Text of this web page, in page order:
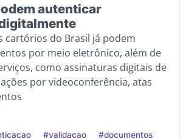
autenticar
cartórios do Brasil já podem
por meio eletrônico, além de
como assinaturas digitais de
por videoconferência, atas
#validacao #documentos